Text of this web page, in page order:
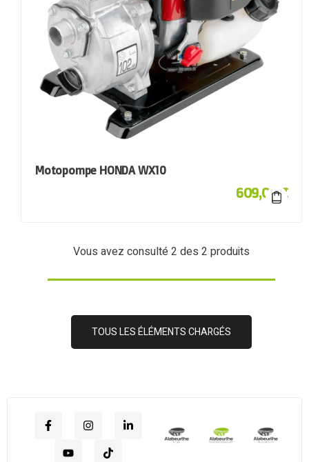
Motopompe HONDA WX10
609,00€
Vous avez consulté2 des 2 produits